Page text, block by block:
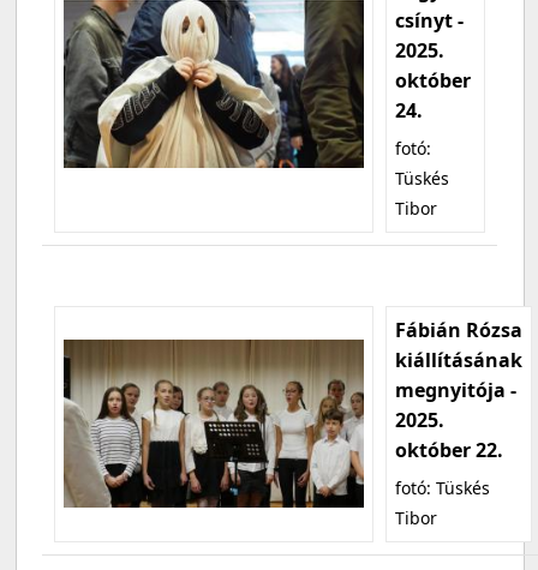
csínyt -
2025.
október
24.
fotó:
Tüskés
Tibor
Fábián Rózsa
kiállításának
megnyitója -
2025.
október 22.
fotó: Tüskés
Tibor